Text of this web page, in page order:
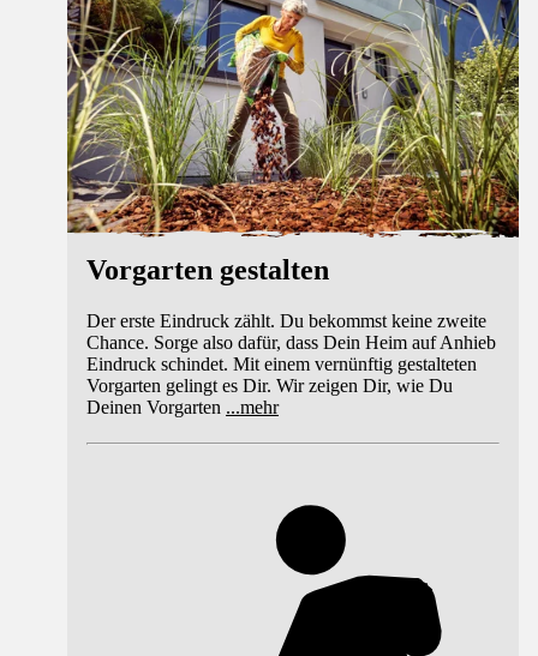
Vorgarten gestalten
Der erste Eindruck zählt. Du bekommst keine zweite
Chance. Sorge also dafür, dass Dein Heim auf Anhieb
Eindruck schindet. Mit einem vernünftig gestalteten
Vorgarten gelingt es Dir. Wir zeigen Dir, wie Du
Deinen Vorgarten ...mehr